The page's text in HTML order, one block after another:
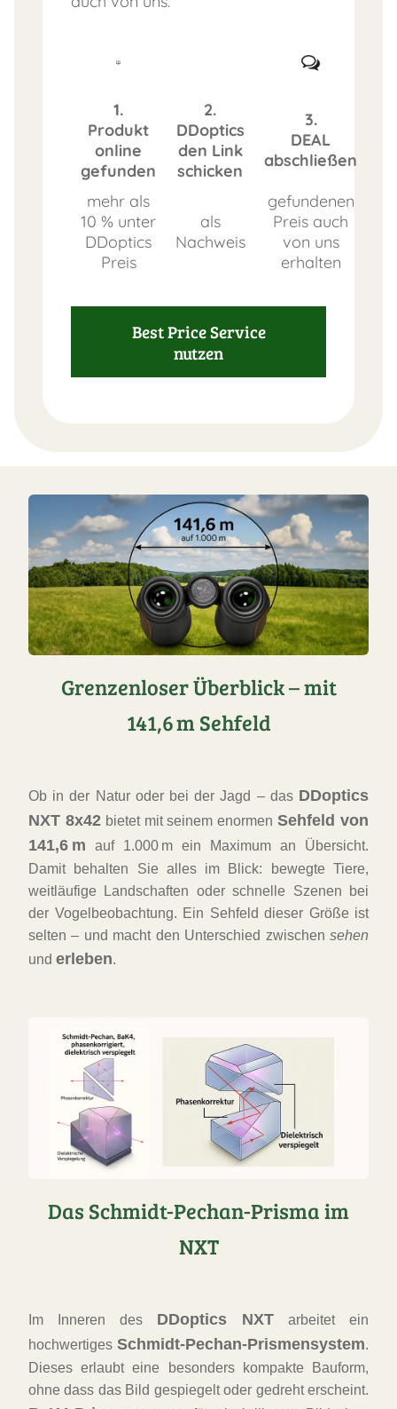
1.
Produkt
online
gefunden
2.
DDoptics
den Link
schicken
3.
DEAL
abschließen
mehr als
10 % unter
DDoptics
Preis
als
Nachweis
gefundenen
Preis auch
von uns
erhalten
Best Price Service
nutzen
Grenzenloser Überblick – mit
141,6 m Sehfeld
Ob in der Natur oder bei der Jagd – das DDoptics
NXT 8x42bietet mit seinem enormenSehfeld von
141,6 m auf 1.000 m ein Maximum an Übersicht.
Damit behalten Sie alles im Blick: bewegte Tiere,
weitläufige Landschaften oder schnelle Szenen bei
der Vogelbeobachtung. Ein Sehfeld dieser Größe ist
selten – und macht den Unterschied zwischen sehen
und erleben.
Das Schmidt-Pechan-Prisma im
NXT
Im Inneren des DDoptics NXT arbeitet ein
hochwertiges Schmidt-Pechan-Prismensystem.
Dieses erlaubt eine besonders kompakte Bauform,
ohne dass das Bild gespiegelt oder gedreht erscheint.